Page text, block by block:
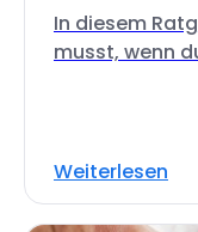
In diesem
musst, wenn
Weiterlesen